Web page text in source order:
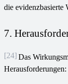
die evidenzbasierte
7.
[24] Das
Herausforderungen: